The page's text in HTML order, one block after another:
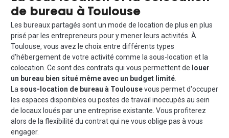
de bureau à Toulouse
Les bureaux partagés sont un mode de location de plus en plus
prisé par les entrepreneurs pour y mener leurs activités. À
Toulouse, vous avez le choix entre différents types
d'hébergement de votre activité comme la sous-location et la
colocation. Ce sont des contrats qui vous permettent de louer
un bureau bien situé même avec un budget limité
La sous-location de bureau à Toulousevous permet d'occuper
les espaces disponibles ou postes de travail inoccupés au sein
de locaux loués par une entreprise existante. Vous profiterez
alors de la flexibilité du contrat qui ne vous oblige pas à vous
engager.